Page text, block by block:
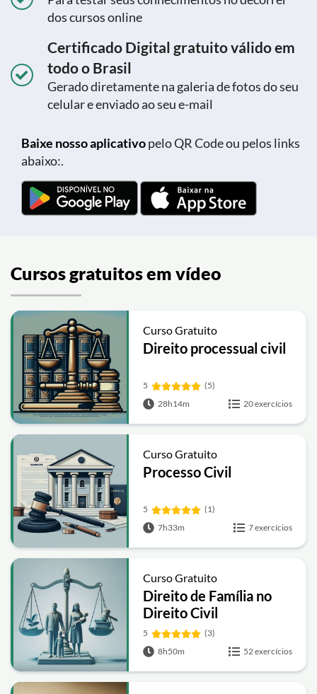
dos cursos online
Certificado Digital gratuito válido em
todo o Brasil
Gerado diretamente na galeria de fotos do seu
celular e enviado ao seu e-mail
Baixe nosso aplicativopelo QR Code ou pelos links
abaixo:.
Cursos gratuitos em vídeo
Curso Gratuito
Direito processual civil
5
(5)
28h14m
20 exercícios
Curso Gratuito
Processo Civil
5
(1)
7h33m
7 exercícios
Curso Gratuito
Direito de Família no
Direito Civil
5
(3)
8h50m
52 exercícios